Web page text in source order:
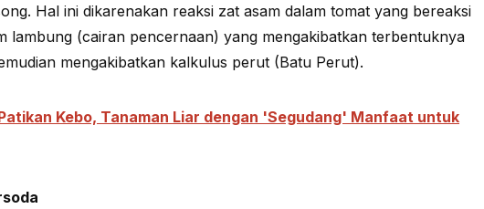
Hal ini dikarenakan reaksi zat asam dalam tomat yang bereaksi
lambung (cairan pencernaan) yang mengakibatkan terbentuknya
mengakibatkan kalkulus perut (Batu Perut).
Kebo, Tanaman Liar dengan 'Segudang' Manfaat untuk